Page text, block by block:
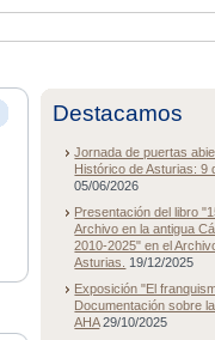
Destacamos
Jornada de puertas
Histórico de Asturias: 9
05/06/2026
Presentación del libro
Archivo en la antigua
2010-2025" en el
Asturias.
19/12/2025
Exposición "El
Documentación sobre
AHA29/10/2025